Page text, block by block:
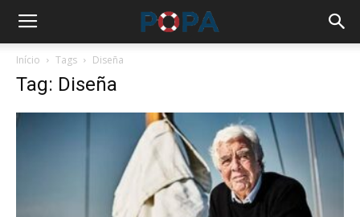
Início Tags Diseña
Tag: Diseña